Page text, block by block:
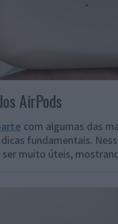
AirPods
com algumas das
fundamentais.
muito úteis,